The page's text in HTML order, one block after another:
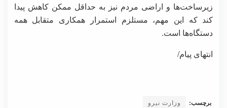
زیرساخت‌ها و اراضی مردم نیز به حداقل ممکن کاهش پیدا
کند که این مهم، مستلزم استمرار همکاری متقابل همه
دستگاه‌ها است.
انتهای پیام/
برچسب: وزارت نیرو